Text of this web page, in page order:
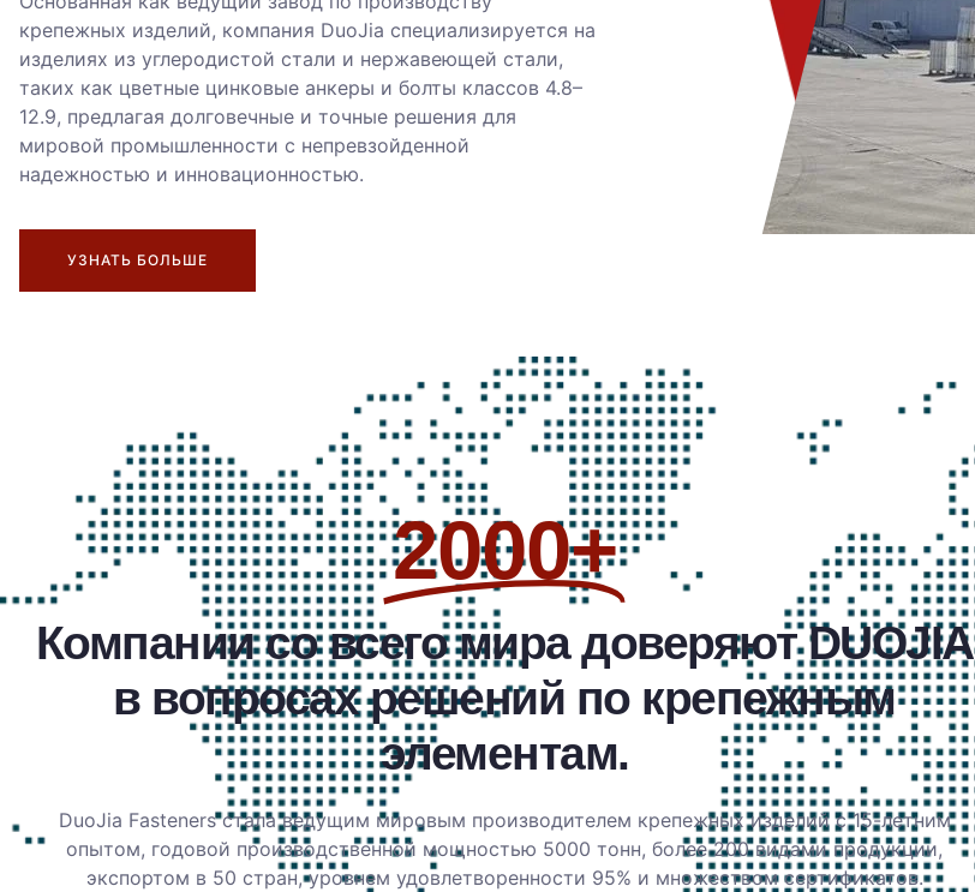
крепежных изделий, компания DuoJia специализируется на
изделиях из углеродистой стали и нержавеющей стали,
таких как цветные цинковые анкеры и болты классов 4.8–
12.9, предлагая долговечные и точные решения для
мировой промышленности с непревзойденной
надежностью и инновационностью.
УЗНАТЬ БОЛЬШЕ
2000+
Компании со всего мира доверяют DUOJIA
в вопросах решений по крепежным
элементам.
DuoJia Fasteners стала ведущим мировым производителем крепежных изделий с 15-летним
опытом, годовой производственной мощностью 5000 тонн, более 200 видами продукции,
экспортом в 50 стран, уровнем удовлетворенности 95% и множеством сертификатов.